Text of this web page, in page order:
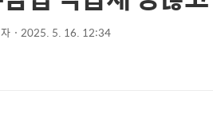
2025. 5. 16. 12:34